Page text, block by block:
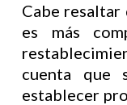
Cabe resaltar
es más
cuenta que
establecer